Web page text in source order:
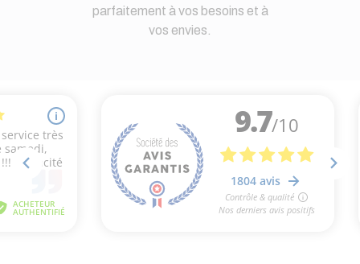
parfaitement à vos besoins et à
vos envies.